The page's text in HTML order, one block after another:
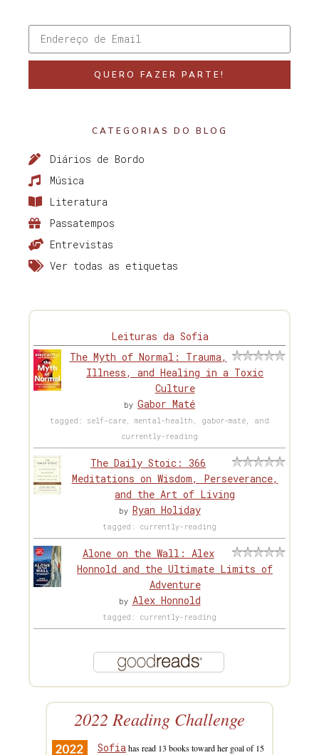
QUERO FAZER PARTE!
CATEGORIAS DO BLOG
Diários de Bordo
Música
Literatura
Passatempos
Entrevistas
Ver todas as etiquetas
Leituras da Sofia
The Myth of Normal: Trauma,
Illness, and Healing in a Toxic
Culture
by Gabor Maté
tagged: self-care, mental-health, gabor-maté, and
currently-reading
The Daily Stoic: 366
Meditations on Wisdom, Perseverance,
and the Art of Living
by Ryan Holiday
tagged: currently-reading
Alone on the Wall: Alex
Honnold and the Ultimate Limits of
Adventure
by Alex Honnold
tagged: currently-reading
2022 Reading Challenge
Sofia has read 13 books toward her goal of 15